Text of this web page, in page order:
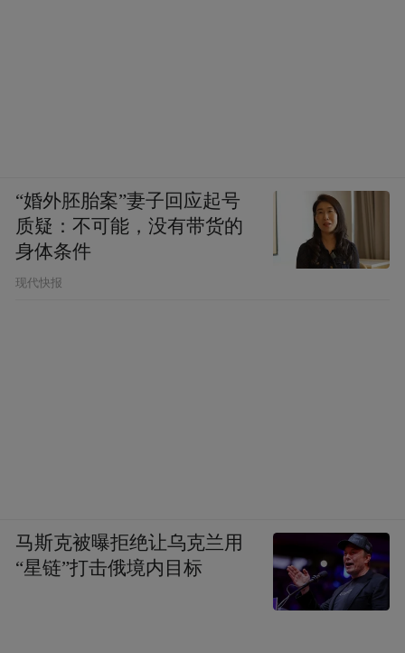
“婚外胚胎案”妻子回应起号
质疑：不可能，没有带货的
身体条件
现代快报
马斯克被曝拒绝让乌克兰用
“星链”打击俄境内目标